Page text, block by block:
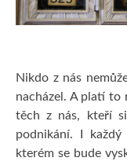
Nikdo z nás
nacházel. A platí to
těch z nás, kteří
podnikání. I
kterém se bude